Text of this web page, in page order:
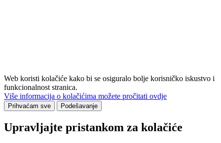
Web koristi kolačiće kako bi se osiguralo bolje korisničko iskustvo i
funkcionalnost stranica.
Više informacija o kolačićima možete pročitati ovdje
Prihvaćam sve Podešavanje
Upravljajte pristankom za kolačiće